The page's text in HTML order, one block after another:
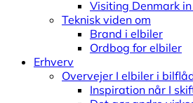
Visiting Denmark in
Teknisk viden om
Brand i elbiler
Ordbog for elbiler
Erhverv
Overvejer I elbiler i
Inspiration når I